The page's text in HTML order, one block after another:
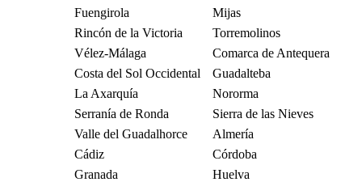
Fuengirola
Mijas
Rincón de la Victoria
Torremolinos
Vélez-Málaga
Comarca de Antequera
Costa del Sol Occidental
Guadalteba
La Axarquía
Nororma
Serranía de Ronda
Sierra de las Nieves
Valle del Guadalhorce
Almería
Cádiz
Córdoba
Granada
Huelva